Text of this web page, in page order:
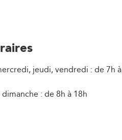
jeudi, vendredi : de 7h à
: de 8h à 18h